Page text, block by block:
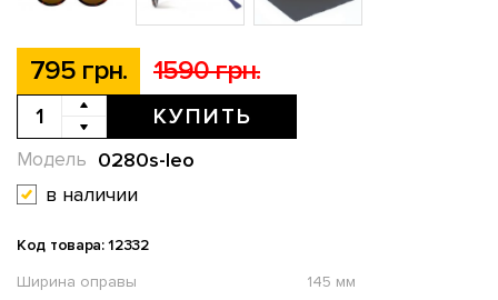
795 грн. 1590 грн.
КУПИТЬ
0280s-leo
Модель
в наличии
Код товара: 12332
Ширина оправы
145 мм